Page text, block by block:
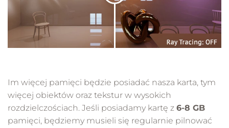
Im więcej pamięci będzie posiadać nasza karta, tym
więcej obiektów oraz tekstur w wysokich
rozdzielczościach. Jeśli posiadamy kartę z 6-8 GB
pamięci, będziemy musieli się regularnie pilnować